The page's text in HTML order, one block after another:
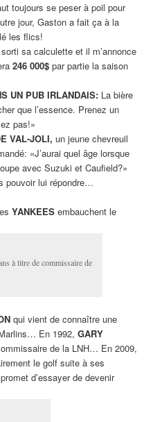
toujours se peser à poil pour
jour, Gaston a fait ça à la
les flics!
sa calculette et il m’annonce
246 000$par partie la saison
UN PUB IRLANDAIS: La bière
que l’essence. Prenez un
pas!»
VAL-JOLI, un jeune chevreuil
«J’aurai quel âge lorsque
avec Suzuki et Caufield?»
pouvoir lui répondre…
YANKEES embauchent le
à titre de commissaire de
qui vient de connaître une
En 1992,GARY
de la LNH… En 2009,
le golf suite à ses
d’essayer de devenir